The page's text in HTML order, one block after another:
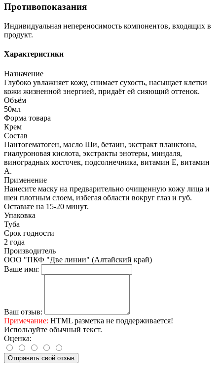
Противопоказания
Индивидуальная непереносимость компонентов, входящих в
продукт.
Характеристики
Назначение
Глубоко увлажняет кожу, снимает сухость, насыщает клетки
кожи жизненной энергией, придаёт ей сияющий оттенок.
Объём
50мл
Форма товара
Крем
Состав
Пантогематоген, масло Ши, бетаин, экстракт планктона,
гиалуроновая кислота, экстракты энотеры, миндаля,
виноградных косточек, подсолнечника, витамин Е, витамин
А.
Применение
Нанесите маску на предварительно очищенную кожу лица и
шеи плотным слоем, избегая области вокруг глаз и губ.
Оставьте на 15-20 минут.
Упаковка
Туба
Срок годности
2 года
Производитель
ООО "ПКФ "Две линии" (Алтайский край)
Ваше имя:
Ваш отзыв:
Примечание: HTML разметка не поддерживается!
Используйте обычный текст.
Оценка:
Отправить свой отзыв